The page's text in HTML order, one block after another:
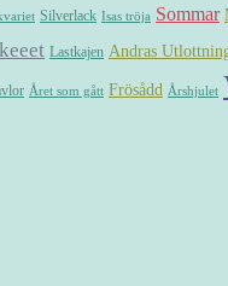
Silverlack Isas tröja Sommar
Lastkajen Andras
Året som gått Frösådd Årshjulet